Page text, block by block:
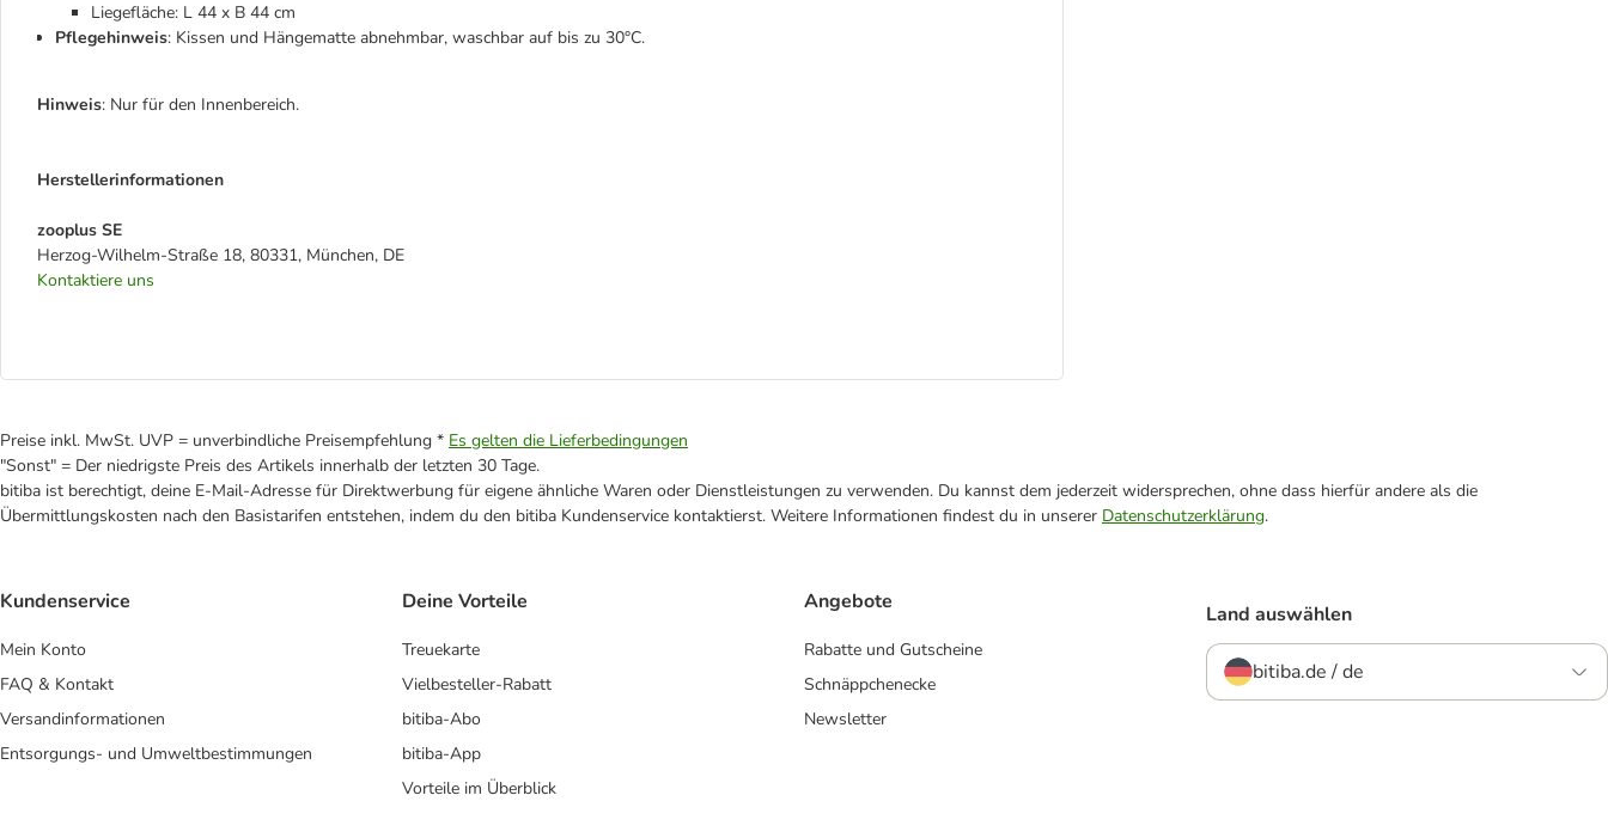
Liegefläche: L 44 x B 44 cm
Pflegehinweis: Kissen und Hängematte abnehmbar, waschbar auf bis zu 30°C.
Hinweis: Nur für den Innenbereich.
Herstellerinformationen
zooplus SE
Herzog-Wilhelm-Straße 18, 80331, München, DE
Kontaktiere uns
Preise inkl. MwSt. UVP = unverbindliche Preisempfehlung * Es gelten die Lieferbedingungen
"Sonst" = Der niedrigste Preis des Artikels innerhalb der letzten 30 Tage.
bitiba ist berechtigt, deine E-Mail-Adresse für Direktwerbung für eigene ähnliche Waren oder Dienstleistungen zu verwenden. Du kannst dem jederzeit widersprechen, ohne dass hierfür andere als die
Übermittlungskosten nach den Basistarifen entstehen, indem du den bitiba Kundenservice kontaktierst. Weitere Informationen findest du in unserer Datenschutzerklärung.
Kundenservice
Mein Konto
FAQ & Kontakt
Versandinformationen
Entsorgungs- und Umweltbestimmungen
Deine Vorteile
Treuekarte
Vielbesteller-Rabatt
bitiba-Abo
bitiba-App
Vorteile im Überblick
Angebote
Rabatte und Gutscheine
Schnäppchenecke
Newsletter
Land auswählen
bitiba.de / de